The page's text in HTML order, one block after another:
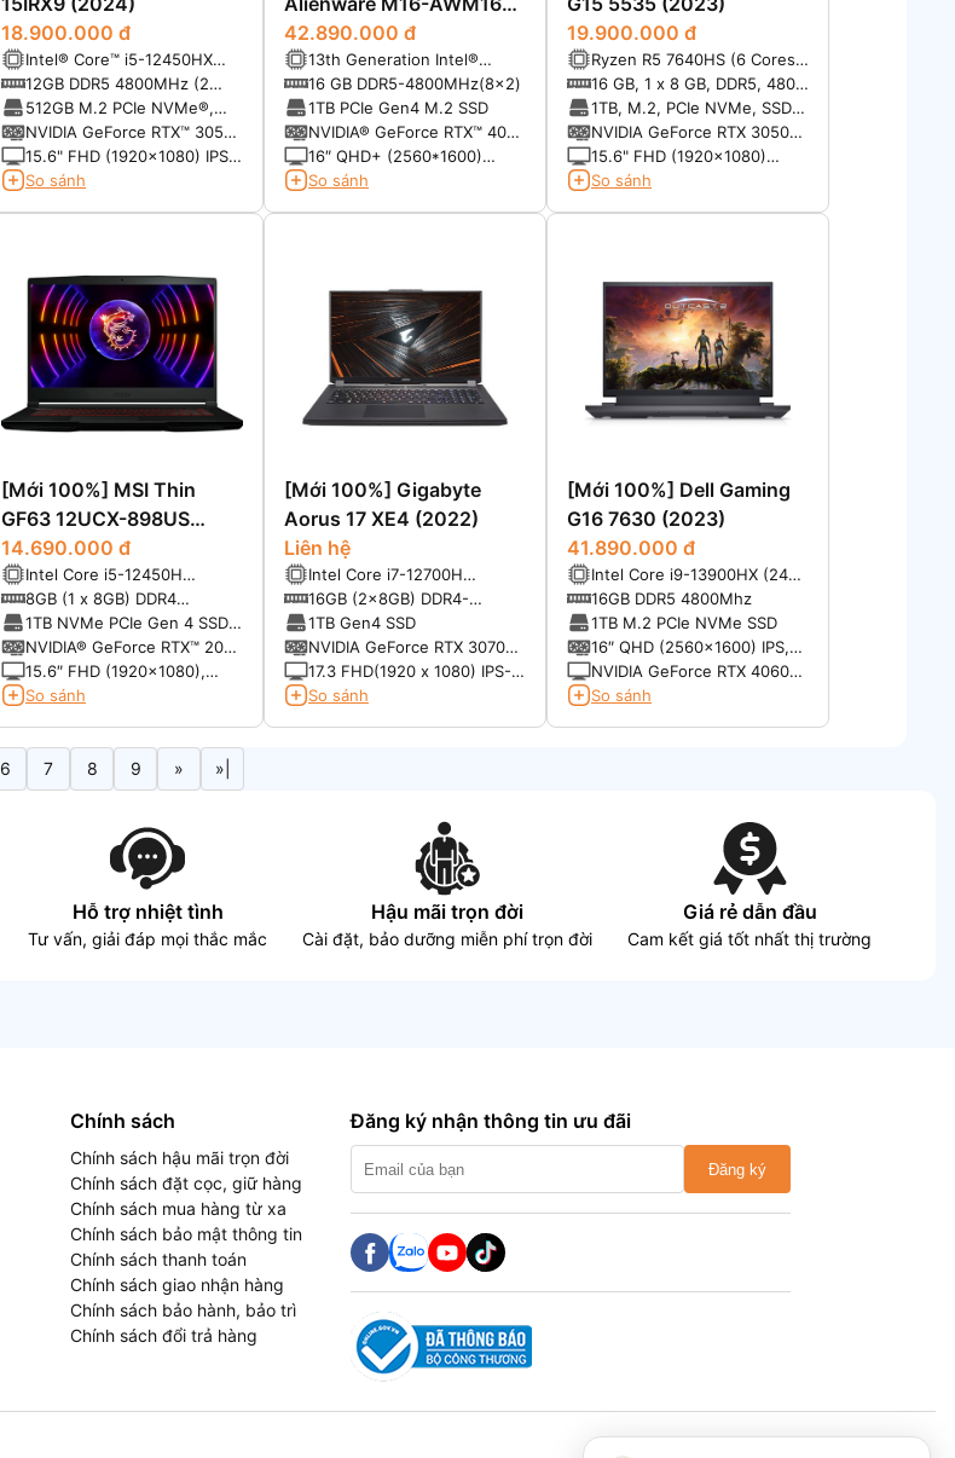
18.900.000 đ
Intel® Core™ i5-12450HX
(2.40GHz up to 4.40GHz,
12MB Cache)
12GB DDR5 4800MHz (2
slots, up to 32GB)
512GB M.2 PCIe NVMe®,
PCIe 4.0 x4 SSD
NVIDIA GeForce RTX™ 3050
6GB GDDR6
15.6" FHD (1920x1080) IPS
300nits Anti-glare, 100%
So sánh
(2023)
42.890.000 đ
13th Generation Intel®
Core™ i7-13700HX (16-
Cores, 24-Threads, 30MB
Cache, up to 5.0GHz Max
Turbo Frequency)
16 GB DDR5-4800MHz(8x2)
1TB PCIe Gen4 M.2 SSD
NVIDIA® GeForce RTX™ 4070
8GB GDDR6
16″ QHD+ (2560*1600)
165Hz, 3ms, ComfortView
So sánh
19.900.000 đ
Ryzen R5 7640HS (6 Cores,
12 Threads, 22MB Cache,
4.30 GHz up to 5.0 GHz,
35-54W)
16 GB, 1 x 8 GB, DDR5, 4800
MHz -Tối đa 32GB
1TB, M.2, PCIe NVMe, SSD-
Hỗ trợ lên đến 4 TB (2 khe
SSD)
NVIDIA GeForce RTX 3050
6GB GDDR6
15.6" FHD (1920x1080)
120Hz, WVA, 45% NTSC,
So sánh
[Mới 100%] MSI Thin
GF63 12UCX-898US
(2022)
14.690.000 đ
Intel Core i5-12450H
2.3GHz up to 4.4GHz 12MB
8GB (1 x 8GB) DDR4
3200MHz
1TB NVMe PCIe Gen 4 SSD
(1 slot)
NVIDIA® GeForce RTX™ 2050
4GB Up to 1477 MHz Boost
Clock 45 WW Maximum
15.6″ FHD (1920×1080),
144Hz, IPS-Level, 45%
So sánh
[Mới 100%] Gigabyte
Aorus 17 XE4 (2022)
Liên hệ
Intel Core i7-12700H
(3.50GHz up to 4.70GHz,
24MB Cache)
16GB (2x8GB) DDR4-
3200MHz
1TB Gen4 SSD
NVIDIA GeForce RTX 3070Ti
8GB GDDR6
17.3 FHD(1920 x 1080) IPS-
level Anti-glare Display LCD
So sánh
[Mới 100%] Dell Gaming
G16 7630 (2023)
41.890.000 đ
Intel Core i9-13900HX (24
Cores, 32 Threads, P-core
up to 5.4GHz, E-core up to
3.9GHz, 36MB Cache)
16GB DDR5 4800Mhz
1TB M.2 PCIe NVMe SSD
16″ QHD (2560×1600) IPS,
240Hz, DCI-P3 100%
NVIDIA GeForce RTX 4060
8GB GDDR6
So sánh
6 7 8 9 » »|
Hỗ trợ nhiệt tình
Tư vấn, giải đáp mọi thắc mắc
Hậu mãi trọn đời
Cài đặt, bảo dưỡng miễn phí trọn đời
Giá rẻ dẫn đầu
Cam kết giá tốt nhất thị trường
Chính sách
Chính sách hậu mãi trọn đời
Chính sách đặt cọc, giữ hàng
Chính sách mua hàng từ xa
Chính sách bảo mật thông tin
Chính sách thanh toán
Chính sách giao nhận hàng
Chính sách bảo hành, bảo trì
Chính sách đổi trả hàng
Đăng ký nhận thông tin ưu đãi
Đăng ký